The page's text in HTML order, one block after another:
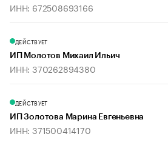
ИНН: 672508693166
ДЕЙСТВУЕТ
ИП Молотов Михаил Ильич
ИНН: 370262894380
ДЕЙСТВУЕТ
ИП Золотова Марина Евгеньевна
ИНН: 371500414170